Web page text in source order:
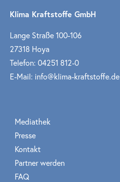
Klima Kraftstoffe GmbH
Lange Straße 100-106
27318 Hoya
Telefon: 04251 812-0
E-Mail: info@klima-kraftstoffe.de
Mediathek
Presse
Kontakt
Partner werden
FAQ